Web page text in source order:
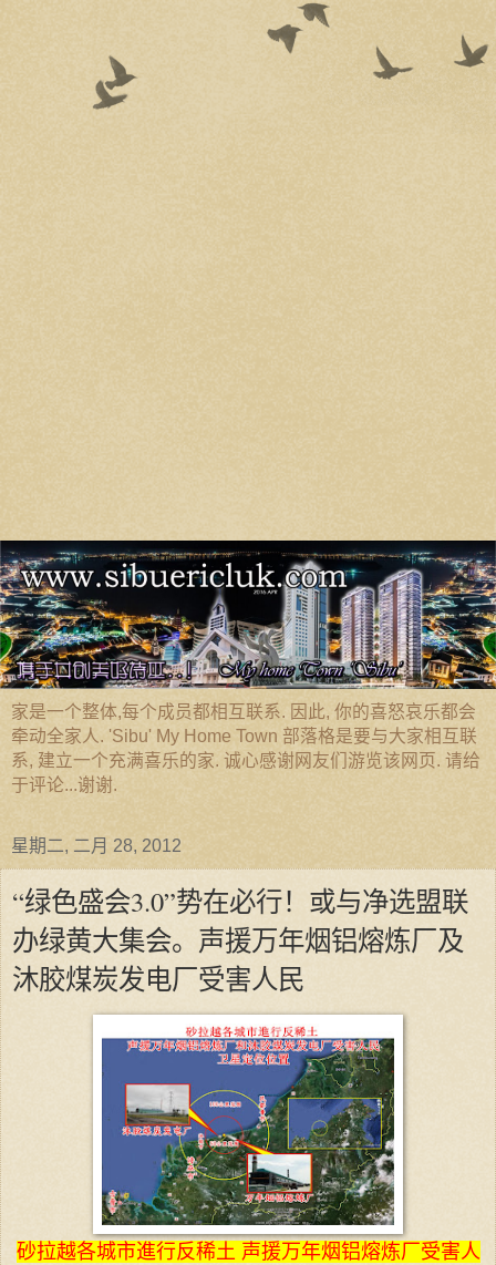
家是一个整体,每个成员都相互联系. 因此, 你的喜怒哀乐都会
牵动全家人. 'Sibu' My Home Town 部落格是要与大家相互联
系, 建立一个充满喜乐的家. 诚心感谢网友们游览该网页. 请给
于评论...谢谢.
星期二, 二月 28, 2012
“绿色盛会3.0”势在必行！或与净选盟联
办绿黄大集会。声援万年烟铝熔炼厂及
沐胶煤炭发电厂受害人民
砂拉越各城市進行反稀土 声援万年烟铝熔炼厂受害人